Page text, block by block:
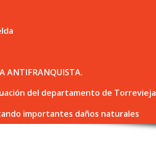
ANTIFRANQUISTA.
del departamento de Torrevieja
importantes daños naturales